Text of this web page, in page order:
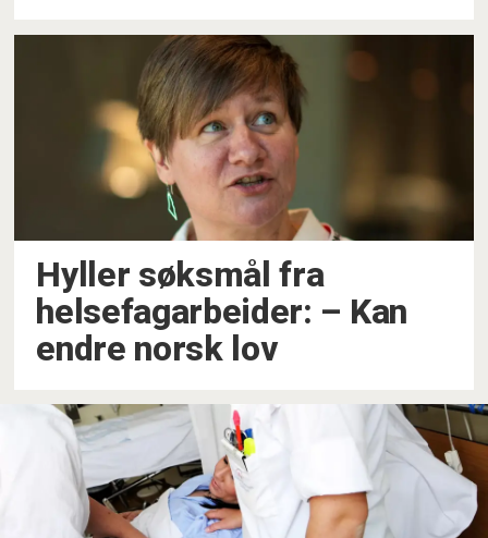
Hyller søksmål fra
helsefagarbeider: – Kan
endre norsk lov